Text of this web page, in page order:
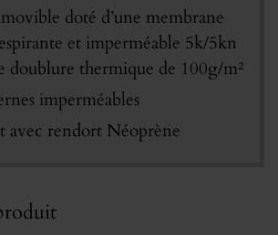
doté d’une membrane
et imperméable 5k/5kn
doublure thermique de 100g/m²
imperméables
avec rendort Néoprène